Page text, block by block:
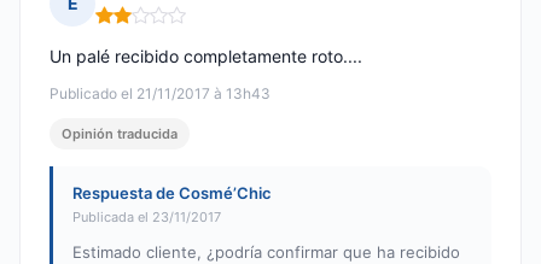
Nota: 2 de 5
Publicado el 21/11/2017 à 13h43
Un palé recibido completamente roto....
Opinión traducida
Respuesta de Cosmé’Chic
Publicada el 23/11/2017
Estimado cliente, ¿podría confirmar que ha recibido